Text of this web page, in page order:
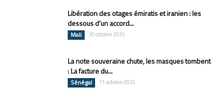
Libération des otages émiratis et iranien : les
dessous d’un accord...
Mali 30 octobre 2025
La note souveraine chute, les masques tombent
: La facture du...
Sénégal 11 octobre 2025